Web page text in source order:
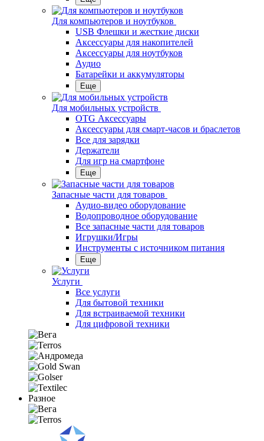
Для компьютеров и ноутбуков
USB Флешки и жесткие диски
Аксессуары для накопителей
Аксессуары для ноутбуков
Аудио
Батарейки и аккумуляторы
Еще
Для мобильных устройств
OTG Аксессуары
Аксессуары для смарт-часов и браслетов
Все для зарядки
Держатели
Для игр на смартфоне
Еще
Запасные части для товаров
Аудио-видео оборудование
Водопроводное оборудование
Все запасные части для товаров
Игрушки/Игры
Инструменты с источником питания
Еще
Услуги
Все услуги
Для бытовой техники
Для встраиваемой техники
Для цифровой техники
Разное